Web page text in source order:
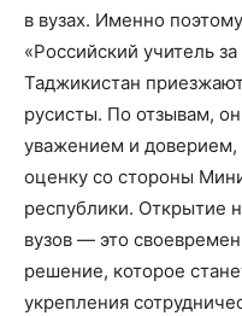
в вузах. Именно
«Российский учитель
Таджикистан
русисты. По отзывам,
уважением и доверием,
оценку со стороны
республики. Открытие
вузов — это
решение, которое
укрепления